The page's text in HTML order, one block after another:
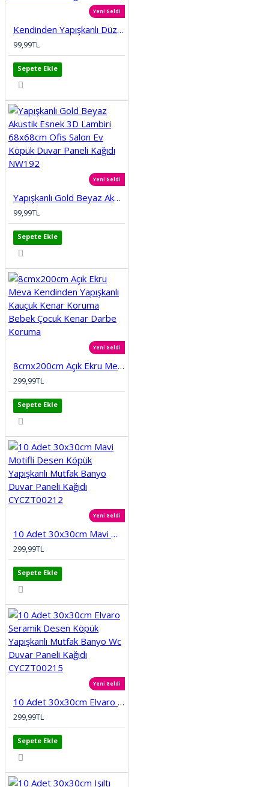
Yeni Geldi
Kendinden Yapışkanlı Düz Tuğla Desenli 3D Gri 68cmx68cm Salon Ev Köpük Duvar Paneli Kağıdı NW197
99,99TL
Sepete Ekle
Yeni Geldi
Yapışkanlı Gold Beyaz Akustik Esnek 3D Lambiri 68x68cm Ofis Salon Ev Köpük Duvar Paneli Kağıdı NW192
99,99TL
Sepete Ekle
Yeni Geldi
8cmx200cm Açık Ekru Meva Kendinden Yapışkanlı Kauçuk Kenar Koruma Bebek Çocuk Kenar Darbe Koruma
299,99TL
Sepete Ekle
Yeni Geldi
10 Adet 30x30cm Mavi Motifli Desen Köpük Yapışkanlı Mutfak Banyo Duvar Paneli Kağıdı CYCZT00212
299,99TL
Sepete Ekle
Yeni Geldi
10 Adet 30x30cm Elvaro Seramik Desen Köpük Yapışkanlı Mutfak Banyo Wc Duvar Paneli Kağıdı CYCZT00215
299,99TL
Sepete Ekle